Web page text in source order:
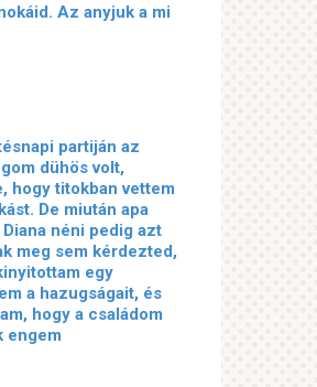
Az anyjuk a mi
partiján az
dühös volt,
hogy titokban vettem
De miután apa
néni pedig azt
meg sem kérdezted,
egy
a hazugságait, és
hogy a családom
engem